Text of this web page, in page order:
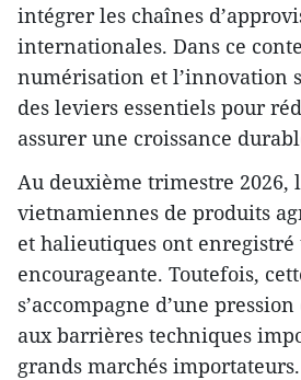
intégrer les chaînes
internationales. Dans ce
numérisation et l’innovation
des leviers essentiels pour
assurer une croissance
Au deuxième trimestre 2026,
vietnamiennes de produits
et halieutiques ont enregistré
encourageante. Toutefois,
s’accompagne d’une
aux barrières techniques
grands marchés importateurs.